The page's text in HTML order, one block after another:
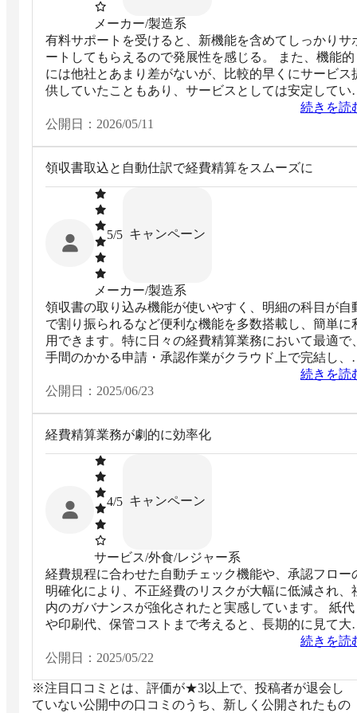
メーカー/製造系
有料サポートを受けると、新機能を含めてしっかりサ
ートしてもらえるので発展性を感じる。 また、機能的
には他社とあまり差がないが、比較的早くにサービス
供していたこともあり、サービスとしては安定してい
続きを読
公開日： 2026/05/11
領収書取込と自動仕訳で経費精算をスムーズに
5/5 キャンペーン
メーカー/製造系
領収書の取り込み機能が使いやすく、明細の科目が自
で割り振られるなど便利な機能を多数搭載し、簡単に
用できます。特に日々の経費精算業務において最適で
手間のかかる申請・承認作業がクラウド上で完結し、
通系のICカードとの連携も可能です。精算業務効率の
幅な向上とペーパーレス化の推進効果が大きなメリッ
続きを読
公開日： 2025/06/23
経費精算業務が劇的に効率化
4/5 キャンペーン
サービス/外食/レジャー系
経費規程に合わせた自動チェック機能や、承認フロー
明確化により、不正経費のリスクが大幅に低減され、
内のガバナンスが強化されたと実感しています。 紙代
や印刷代、保管コストまで考えると、長期的に見て大
続きを読
公開日： 2025/05/22
※注目口コミとは、評価が★3以上で、投稿者が退会し
ていない公開中の口コミのうち、新しく公開されたもの